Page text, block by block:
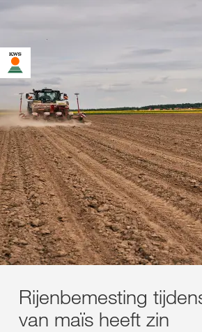
U bent op de KWS-website voor België.
alternatieve webpagina in uw land voor
Wilt u nu veranderen?
VERANDER
NU
DEZE KEER
VERANDEREN
Rijenbemesting
van maïs heeft zin